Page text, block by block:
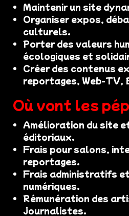
Maintenir un site
Organiser expos,
culturels.
Porter des valeurs
écologiques et
Créer des contenus
reportages, Web-TV,
Où vont les
Amélioration du site
éditoriaux.
Frais pour salons,
reportages.
Frais administratifs
numériques.
Rémunération des
journalistes.